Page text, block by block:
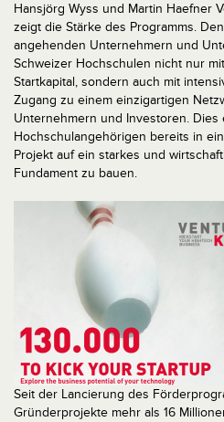
Hansjörg Wyss und Martin Haefner
zeigt die Stärke des Programms.
angehenden Unternehmern und
Schweizer Hochschulen nicht nur
Startkapital, sondern auch mit
Zugang zu einem einzigartigen
Unternehmern und Investoren. Dies
Hochschulangehörigen bereits in
Projekt auf ein starkes und
Fundament zu bauen.
Seit der Lancierung des
Gründerprojekte mehr als 16